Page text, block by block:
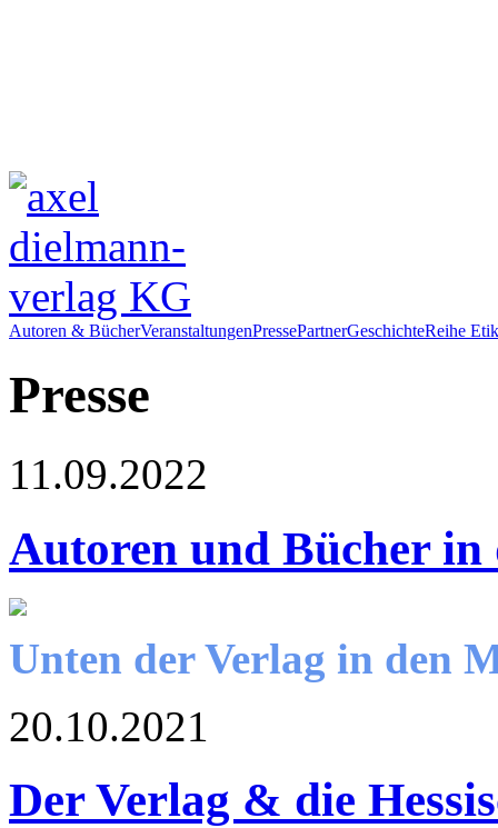
Autoren & BücherVeranstaltungenPressePartnerGeschichteReihe
Presse
11.09.2022
Autoren und Bücher in
Unten der Verlag in den
20.10.2021
Der Verlag & die